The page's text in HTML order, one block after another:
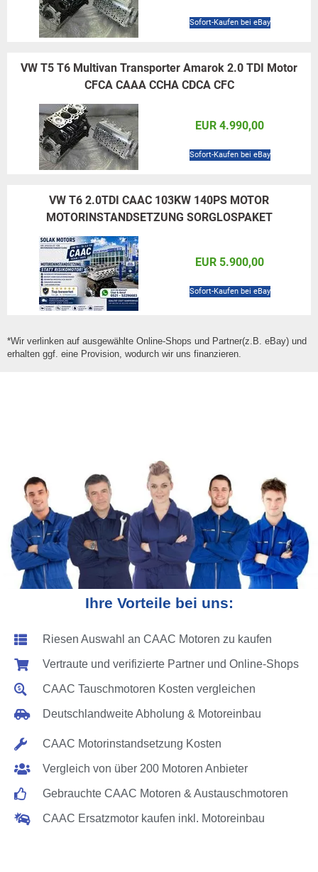
Sofort-Kaufen bei eBay
VW T5 T6 Multivan Transporter Amarok 2.0 TDI Motor
CFCA CAAA CCHA CDCA CFC
EUR 4.990,00
Sofort-Kaufen bei eBay
VW T6 2.0TDI CAAC 103KW 140PS MOTOR
MOTORINSTANDSETZUNG SORGLOSPAKET
EUR 5.900,00
Sofort-Kaufen bei eBay
*Wir verlinken auf ausgewählte Online-Shops und Partner(z.B. eBay) und
erhalten ggf. eine Provision, wodurch wir uns finanzieren.
Ihre Vorteile bei uns:
Riesen Auswahl an CAAC Motoren zu kaufen
Vertraute und verifizierte Partner und Online-Shops
CAAC Tauschmotoren Kosten vergleichen
Deutschlandweite Abholung & Motoreinbau
CAAC Motorinstandsetzung Kosten
Vergleich von über 200 Motoren Anbieter
Gebrauchte CAAC Motoren & Austauschmotoren
CAAC Ersatzmotor kaufen inkl. Motoreinbau